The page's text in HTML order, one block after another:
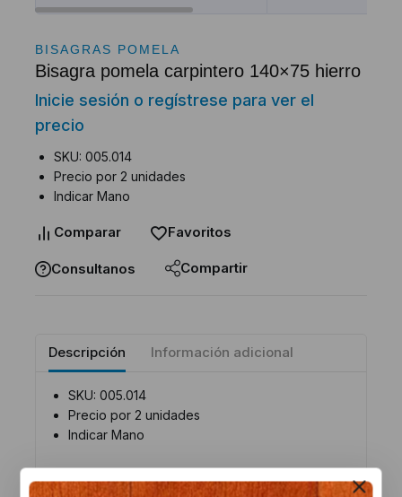
BISAGRAS POMELA
Bisagra pomela carpintero 140×75 hierro
Inicie sesión o regístrese para ver el
precio
SKU: 005.014
Precio por 2 unidades
Indicar Mano
Comparar Favoritos
Consultanos Compartir
Descripción Información adicional
SKU: 005.014
Precio por 2 unidades
Indicar Mano